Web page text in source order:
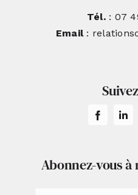
Tél.: 07
Email:
Abonnez-vous